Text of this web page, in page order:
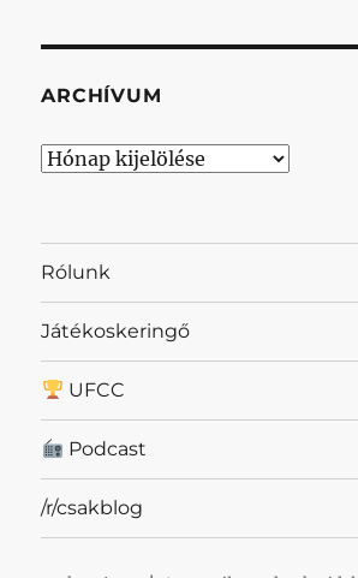
ARCHÍVUM
Archívum
Rólunk
Játékoskeringő
UFCC
Podcast
/r/csakblog